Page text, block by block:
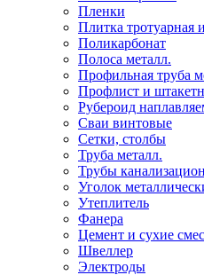
Пленки
Плитка тротуарная
Поликарбонат
Полоса металл.
Профильная труба
Профлист и
Рубероид
Сваи винтовые
Сетки, столбы
Труба металл.
Трубы
Уголок
Утеплитель
Фанера
Цемент и сухие
Швеллер
Электроды